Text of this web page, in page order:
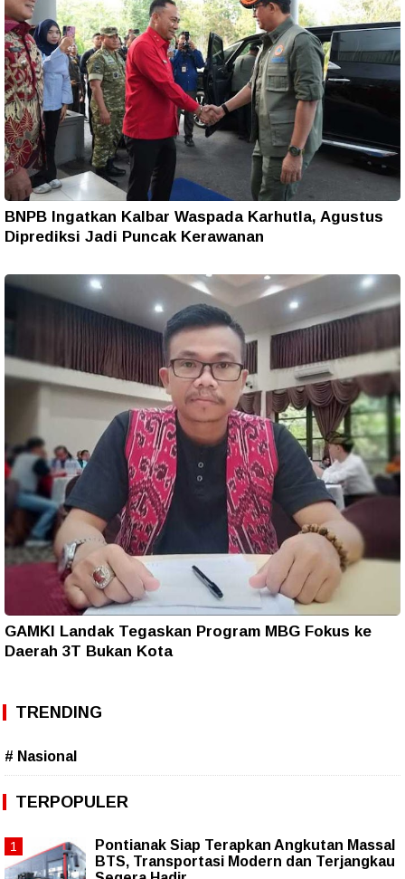
BNPB Ingatkan Kalbar Waspada Karhutla, Agustus
Diprediksi Jadi Puncak Kerawanan
GAMKI Landak Tegaskan Program MBG Fokus ke
Daerah 3T Bukan Kota
TRENDING
# Nasional
TERPOPULER
Pontianak Siap Terapkan Angkutan Massal
BTS, Transportasi Modern dan Terjangkau